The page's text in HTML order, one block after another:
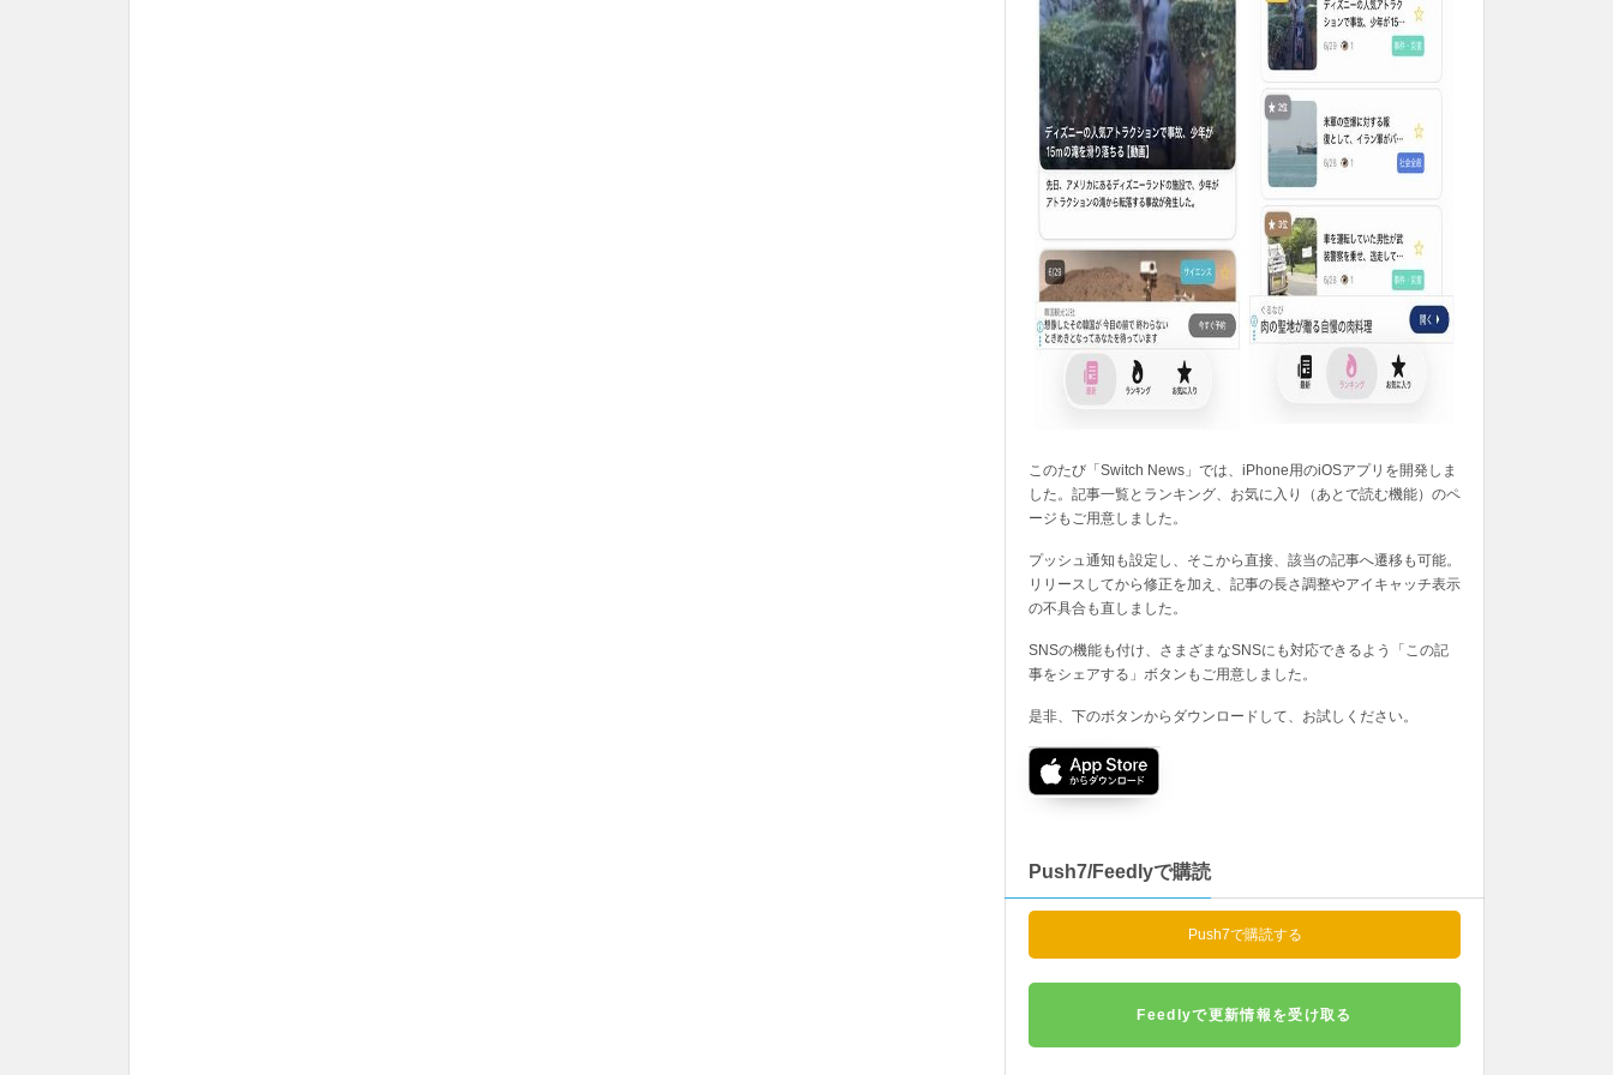
このたび「Switch News」では、iPhone用のiOSアプリを開発しま
した。記事一覧とランキング、お気に入り（あとで読む機能）のペ
ージもご用意しました。
プッシュ通知も設定し、そこから直接、該当の記事へ遷移も可能。
リリースしてから修正を加え、記事の長さ調整やアイキャッチ表示
の不具合も直しました。
SNSの機能も付け、さまざまなSNSにも対応できるよう「この記
事をシェアする」ボタンもご用意しました。
是非、下のボタンからダウンロードして、お試しください。
Push7/Feedlyで購読
Push7で購読する
Feedlyで更新情報を受け取る